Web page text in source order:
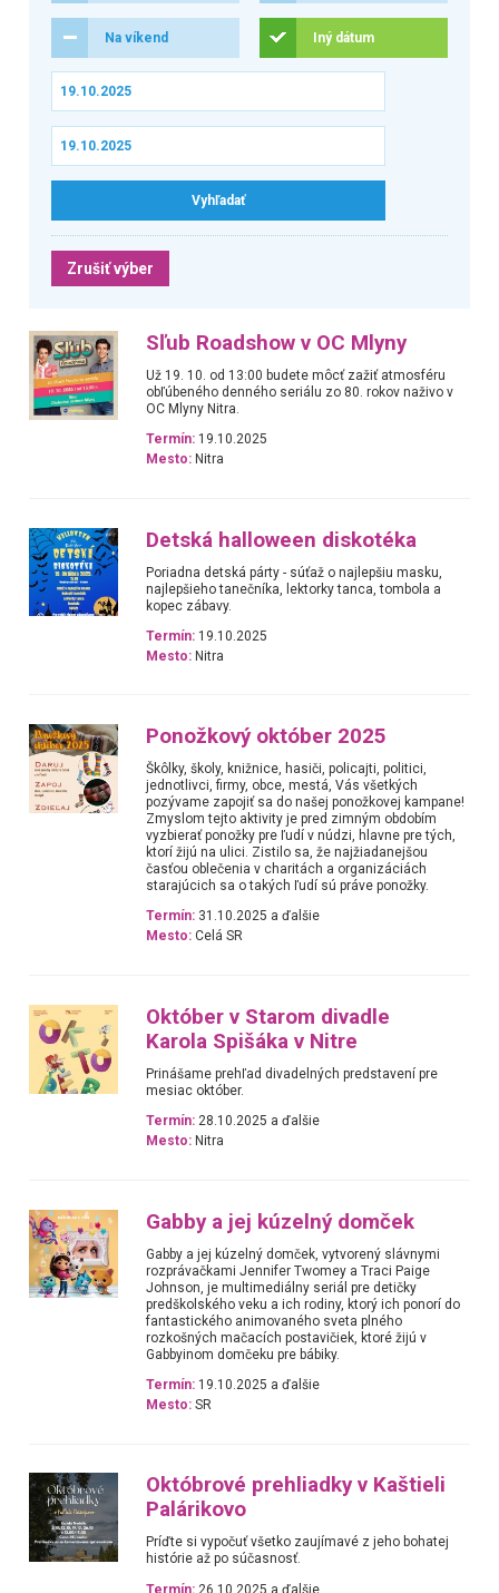
Na víkend Iný dátum
Zrušiť výber
Sľub Roadshow v OC Mlyny
Už 19. 10. od 13:00 budete môcť zažiť atmosféru
obľúbeného denného seriálu zo 80. rokov naživo v
OC Mlyny Nitra.
Termín: 19.10.2025
Mesto: Nitra
Detská halloween diskotéka
Poriadna detská párty - súťaž o najlepšiu masku,
najlepšieho tanečníka, lektorky tanca, tombola a
kopec zábavy.
Termín: 19.10.2025
Mesto: Nitra
Ponožkový október 2025
Škôlky, školy, knižnice, hasiči, policajti, politici,
jednotlivci, firmy, obce, mestá, Vás všetkých
pozývame zapojiť sa do našej ponožkovej kampane!
Zmyslom tejto aktivity je pred zimným obdobím
vyzbierať ponožky pre ľudí v núdzi, hlavne pre tých,
ktorí žijú na ulici. Zistilo sa, že najžiadanejšou
časťou oblečenia v charitách a organizáciách
starajúcich sa o takých ľudí sú práve ponožky.
Termín: 31.10.2025 a ďalšie
Mesto: Celá SR
Október v Starom divadle
Karola Spišáka v Nitre
Prinášame prehľad divadelných predstavení pre
mesiac október.
Termín: 28.10.2025 a ďalšie
Mesto: Nitra
Gabby a jej kúzelný domček
Gabby a jej kúzelný domček, vytvorený slávnymi
rozprávačkami Jennifer Twomey a Traci Paige
Johnson, je multimediálny seriál pre detičky
predškolského veku a ich rodiny, ktorý ich ponorí do
fantastického animovaného sveta plného
rozkošných mačacích postavičiek, ktoré žijú v
Gabbyinom domčeku pre bábiky.
Termín: 19.10.2025 a ďalšie
Mesto: SR
Októbrové prehliadky v Kaštieli
Palárikovo
Príďte si vypočuť všetko zaujímavé z jeho bohatej
histórie až po súčasnosť.
Termín: 26.10.2025 a ďalšie